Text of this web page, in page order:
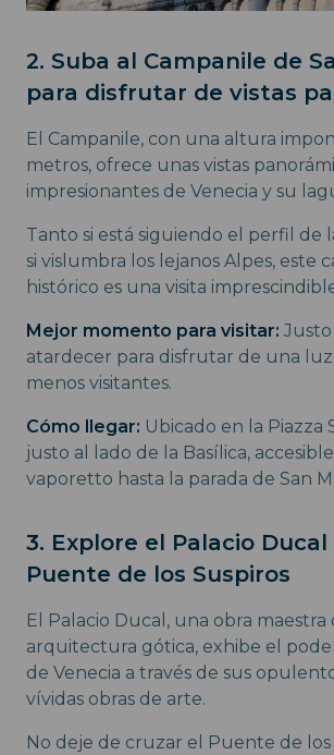
2. Suba al Campanile de
para disfrutar de vistas
El Campanile, con una altura
metros, ofrece unas vistas
impresionantes de Venecia y su
Tanto si está siguiendo el perfil de
si vislumbra los lejanos Alpes, este
histórico es una visita
Mejor momento para visitar: Justo
atardecer para disfrutar de una luz
menos visitantes.
Cómo llegar: Ubicado en la Piazza
justo al lado de la Basílica,
vaporetto hasta la parada de San
3. Explore el Palacio Ducal
Puente de los Suspiros
El Palacio Ducal, una obra maestra
arquitectura gótica, exhibe el
de Venecia a través de sus
vívidas obras de arte.
No deje de cruzar el Puente de los